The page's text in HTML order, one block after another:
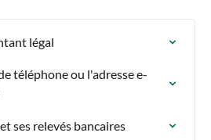
légal
téléphone ou l'adresse e-
ses relevés bancaires